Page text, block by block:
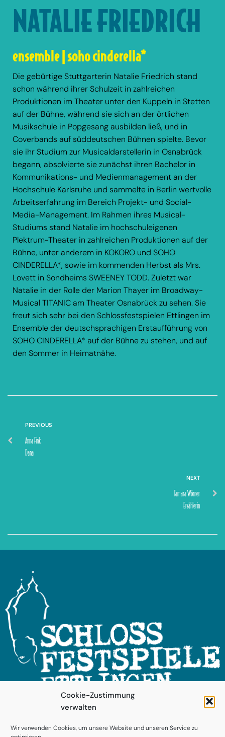
Cookie-Zustimmung
verwalten
Wir verwenden Cookies, um unsere Website und unseren Service zu
NATALIE FRIEDRICH
ensemble | soho cinderella*
Die gebürtige Stuttgarterin Natalie Friedrich stand
schon während ihrer Schulzeit in zahlreichen
Produktionen im Theater unter den Kuppeln in Stetten
auf der Bühne, während sie sich an der örtlichen
Musikschule in Popgesang ausbilden ließ, und in
Coverbands auf süddeutschen Bühnen spielte. Bevor
sie ihr Studium zur Musicaldarstellerin in Osnabrück
begann, absolvierte sie zunächst ihren Bachelor in
Kommunikations- und Medienmanagement an der
Hochschule Karlsruhe und sammelte in Berlin wertvolle
Arbeitserfahrung im Bereich Projekt- und Social-
Media-Management. Im Rahmen ihres Musical-
Studiums stand Natalie im hochschuleigenen
Plektrum-Theater in zahlreichen Produktionen auf der
Bühne, unter anderem in KOKORO und SOHO
CINDERELLA*, sowie im kommenden Herbst als Mrs.
Lovett in Sondheims SWEENEY TODD. Zuletzt war
Natalie in der Rolle der Marion Thayer im Broadway-
Musical TITANIC am Theater Osnabrück zu sehen. Sie
freut sich sehr bei den Schlossfestspielen Ettlingen im
Ensemble der deutschsprachigen Erstaufführung von
SOHO CINDERELLA* auf der Bühne zu stehen, und auf
den Sommer in Heimatnähe.
PREVIOUS
Anna Fink
Dana
NEXT
Tamara Wörner
Erzählerin
FOLGEN SIE UNS!